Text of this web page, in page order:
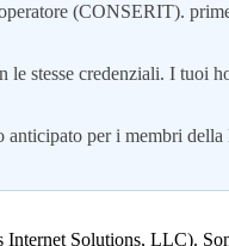
(CONSERIT).
le stesse credenziali. I tuoi
per i membri della
Solutions, LLC).